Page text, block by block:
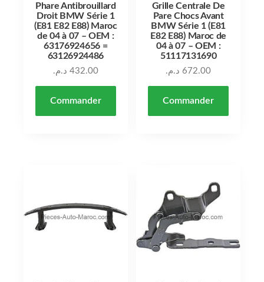
Phare Antibrouillard
Droit BMW Série 1
(E81 E82 E88) Maroc
de 04 à 07 – OEM :
63176924656 =
63126924486
432.00 د.م.
Commander
Grille Centrale De
Pare Chocs Avant
BMW Série 1 (E81
E82 E88) Maroc de
04 à 07 – OEM :
51117131690
672.00 د.م.
Commander